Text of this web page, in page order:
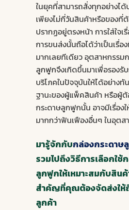
ในยุคที่สามารถสั่งทุกอย่างไ
เพียงไม่กี่วันสินค้าหรือของที่ต้
ปรากฏอยู่ตรงหน้า การใส่ใจเ
การขนส่งนั้นถือได้ว่าเป็นเรื่
มากเลยทีเดียว อุตสาหกรรม
ลูกฟูกจึงเกิดขึ้นมาเพื่อรองรั
บริโภคในปัจจุบันให้ได้อย่างทั
ฐานะของผู้แพ็คสินค้า หรือผู้ต้
กระดาษลูกฟูกนั้น อาจมีเรื่อง
มากกว่าฟันเฟืองอื่นๆ ในอุตส
มารู้จักกับกล่องกระดาษ
รวมไปถึงวิธีการเลือกใช้
ลูกฟูกให้เหมาะสมกับสิน
สำคัญที่คุณต้องจัดส่งให้
ลูกค้า